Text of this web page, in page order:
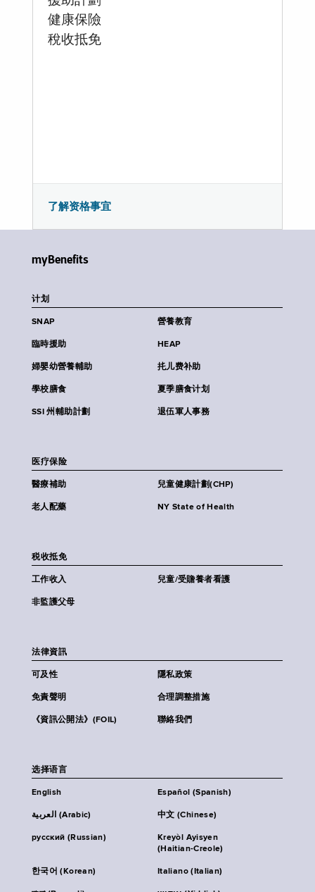
健康保險
稅收抵免
了解资格事宜
myBenefits
计划
SNAP 營養教育
臨時援助 HEAP
婦嬰幼營養輔助 扥儿费补助
學校膳食 夏季膳食计划
SSI 州輔助計劃 退伍軍人事務
医疗保险
醫療補助 兒童健康計劃(CHP)
老人配藥 NY State of Health
税收抵免
工作收入 兒童/受贍養者看護
非監護父母
法律資訊
可及性 隱私政策
免責聲明 合理調整措施
《資訊公開法》(FOIL) 聯絡我們
选择语言
English Español (Spanish)
العربية (Arabic) 中文 (Chinese)
русский (Russian)
Kreyòl Ayisyen
(Haitian-Creole)
한국어 (Korean) Italiano (Italian)